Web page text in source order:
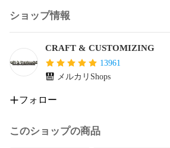
#ホイールスライサー
ショップ情報
CRAFT & CUSTOMIZING
13961
メルカリShops
フォロー
このショップの商品